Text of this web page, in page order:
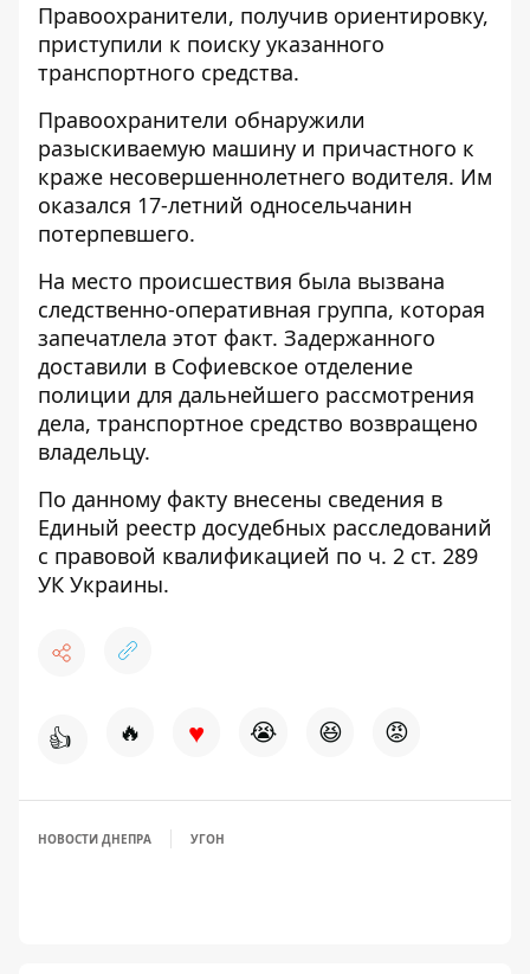
Правоохранители, получив ориентировку,
приступили к поиску указанного
транспортного средства.
Правоохранители обнаружили
разыскиваемую машину и причастного к
краже несовершеннолетнего водителя. Им
оказался 17-летний односельчанин
потерпевшего.
На место происшествия была вызвана
следственно-оперативная группа, которая
запечатлела этот факт. Задержанного
доставили в Софиевское отделение
полиции для дальнейшего рассмотрения
дела, транспортное средство возвращено
владельцу.
По данному факту внесены сведения в
Единый реестр досудебных расследований
с правовой квалификацией по ч. 2 ст. 289
УК Украины.
👍 🔥 ♥ 😭 😆 😡
НОВОСТИ ДНЕПРА УГОН